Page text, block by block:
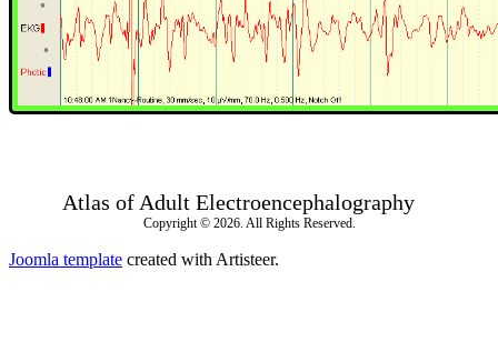
Atlas of Adult Electroencephalography
Copyright © 2026. All Rights Reserved.
Joomla template created with Artisteer.